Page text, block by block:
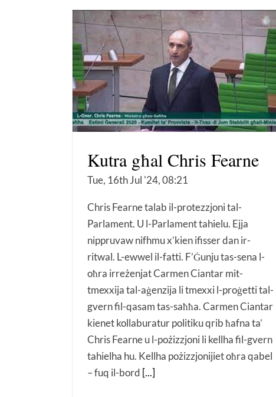
Kutra għal Chris Fearne
Tue, 16th Jul '24, 08:21
Chris Fearne talab il-protezzjoni tal-
Parlament. U l-Parlament tahielu. Ejja
nippruvaw nifhmu x’kien ifisser dan ir-
ritwal. L-ewwel il-fatti. F’Ġunju tas-sena l-
oħra irreżenjat Carmen Ciantar mit-
tmexxija tal-aġenzija li tmexxi l-proġetti tal-
gvern fil-qasam tas-saħħa. Carmen Ciantar
kienet kollaburatur politiku qrib ħafna ta’
Chris Fearne u l-pożizzjoni li kellha fil-gvern
tahielha hu. Kellha pożizzjonijiet oħra qabel
– fuq il-bord [...]